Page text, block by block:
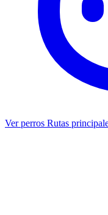
Ver perros Rutas